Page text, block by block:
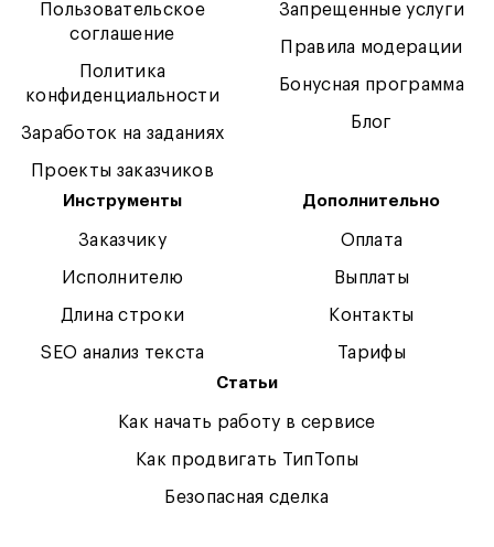
Пользовательское
соглашение
Политика
конфиденциальности
Заработок на заданиях
Проекты заказчиков
Запрещенные услуги
Правила модерации
Бонусная программа
Блог
Инструменты
Заказчику
Исполнителю
Длина строки
SEO анализ текста
Дополнительно
Оплата
Выплаты
Контакты
Тарифы
Статьи
Как начать работу в сервисе
Как продвигать ТипТопы
Безопасная сделка